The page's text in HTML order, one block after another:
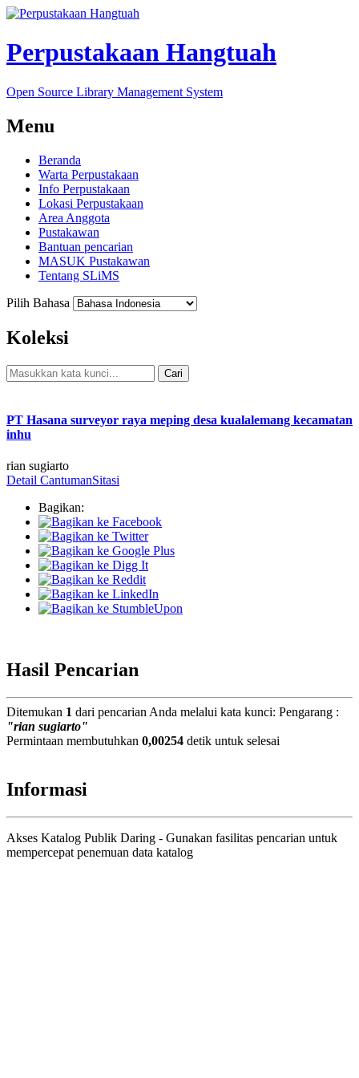
Perpustakaan Hangtuah
Open Source Library Management System
Menu
Beranda
Warta Perpustakaan
Info Perpustakaan
Lokasi Perpustakaan
Area Anggota
Pustakawan
Bantuan pencarian
MASUK Pustakawan
Tentang SLiMS
Pilih Bahasa
Koleksi
Cari
PT Hasana surveyor raya meping desa kualalemang kecamatan
inhu
rian sugiarto
Detail CantumanSitasi
Bagikan:
Hasil Pencarian
Ditemukan 1 dari pencarian Anda melalui kata kunci: Pengarang :
"rian sugiarto"
Permintaan membutuhkan 0,00254 detik untuk selesai
Informasi
Akses Katalog Publik Daring - Gunakan fasilitas pencarian untuk
mempercepat penemuan data katalog